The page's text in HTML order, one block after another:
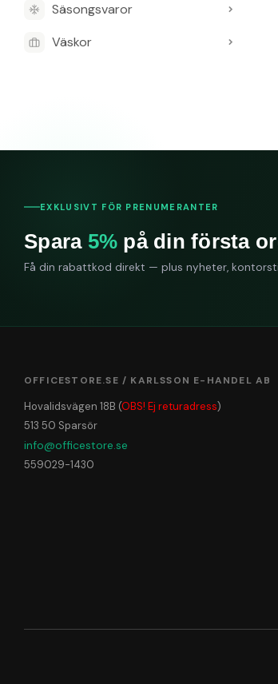
Säsongsvaror
Väskor
OFFICESTORE.SE / KARLSSON E-HANDEL AB
Hovalidsvägen 18B (OBS! Ej returadress)
513 50 Sparsör
info@officestore.se
559029-1430
EXKLUSIVT FÖR PRENUMERANTER
Spara 5% på din första
Få din rabattkod direkt — plus nyheter,